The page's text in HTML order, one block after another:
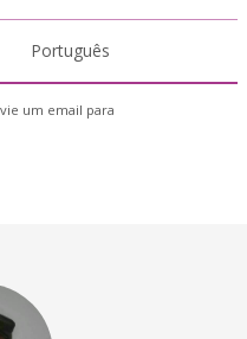
Português
um email para